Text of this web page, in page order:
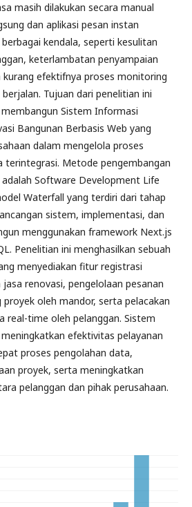
masih dilakukan secara manual
dan aplikasi pesan instan
kendala, seperti kesulitan
keterlambatan penyampaian
efektifnya proses monitoring
Tujuan dari penelitian ini
Sistem Informasi
Bangunan Berbasis Web yang
dalam mengelola proses
terintegrasi. Metode pengembangan
Software Development Life
Waterfall yang terdiri dari tahap
sistem, implementasi, dan
menggunakan framework Next.js
Penelitian ini menghasilkan sebuah
menyediakan fitur registrasi
renovasi, pengelolaan pesanan
oleh mandor, serta pelacakan
real-time oleh pelanggan. Sistem
efektivitas pelayanan
proses pengolahan data,
proyek, serta meningkatkan
pelanggan dan pihak perusahaan.